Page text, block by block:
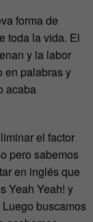
forma de
toda la vida. El
y la labor
en palabras y
acaba
el factor
pero sabemos
en inglés que
Yeah Yeah! y
buscamos